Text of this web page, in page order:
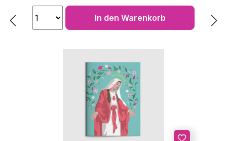
In den Warenkorb